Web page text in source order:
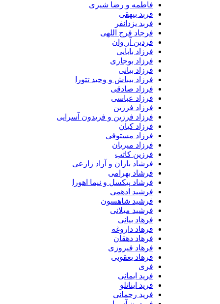
فاطمه و رضا شیری
فربد بیهقی
فربد یزدانفر
فرجاد فرج اللهی
فردین آر وان
فرزاد بابایی
فرزاد بوجاری
فرزاد بیانی
فرزاد بیباش و وحید تتورا
فرزاد صادقی
فرزاد عباسی
فرزاد فرزین
فرزاد فرزین و فریدون آسرایی
فرزاد کیان
فرزاد مستوفی
فرزاد میریان
فرزین کاتب
فرشاد باران و آراد زارعی
فرشاد بهرامی
فرشاد پیکسل و نیما اهورا
فرشید ادهمی
فرشید شاهسون
فرشید میلانی
فرهاد بیانی
فرهاد داروغه
فرهاد دهقان
فرهاد فیروزی
فرهاد یعقوبی
فری
فرید ایمانی
فرید اینانلو
فرید رحمانی